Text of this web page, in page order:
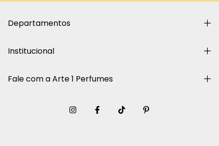
Departamentos
Institucional
Fale com a Arte 1 Perfumes